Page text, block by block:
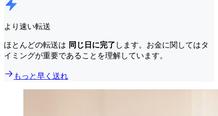
より速い転送
ほとんどの転送は 同じ日に完了 します。お金に関してはタ
イミングが重要であることを理解しています。
もっと早く送れ